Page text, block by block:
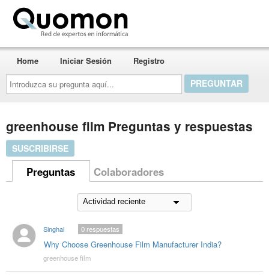
Introduzca
su
pregunta
aquí...
Home Iniciar Sesión Registro
greenhouse film Preguntas y respuestas
SUSCRIBIRSE
Preguntas Colaboradores
Singhal
Why Choose Greenhouse Film Manufacturer India?
0respuestas
greenhouse film